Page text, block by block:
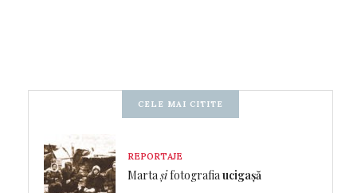
CELE MAI CITITE
REPORTAJE
Martașifotografiaucigașă